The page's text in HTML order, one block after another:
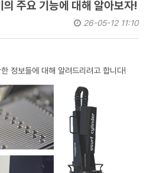
주요 기능에 대해 알아보자!
26-05-12 11:10
정보들에 대해 알려드리려고 합니다!